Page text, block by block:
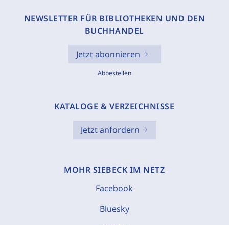
NEWSLETTER FÜR BIBLIOTHEKEN UND DEN
BUCHHANDEL
Jetzt abonnieren
Abbestellen
KATALOGE & VERZEICHNISSE
Jetzt anfordern
MOHR SIEBECK IM NETZ
Facebook
Bluesky